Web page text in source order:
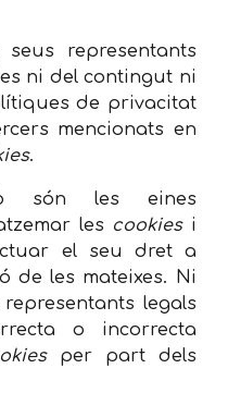
representants
ni del contingut ni
de privacitat
mencionats en
.
són les eines
les cookiesi
el seu dret a
de les mateixes. Ni
legals
o incorrecta
per part dels